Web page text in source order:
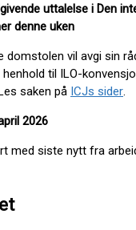
uttalelse i Den
denne uken
domstolen vil avgi sin
til ILO-
saken på ICJs sider
2026
med siste nytt fra